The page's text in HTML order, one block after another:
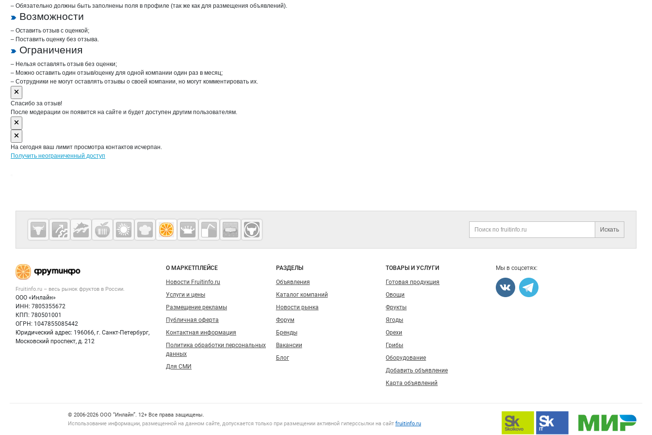
– Обязательно должны быть заполнены поля в профиле (так же как для размещения объявлений).
Возможности
– Оставить отзыв с оценкой;
– Поставить оценку без отзыва.
Ограничения
– Нельзя оставлять отзыв без оценки;
– Можно оставить один отзыв/оценку для одной компании один раз в месяц;
– Сотрудники не могут оставлять отзывы о своей компании, но могут комментировать их.
Спасибо за отзыв!
После модерации он появится на сайте и будет доступен другим пользователям.
На сегодня ваш лимит просмотра контактов исчерпан.
Получить неограниченный доступ
Дополнительная информация
Искать
Cсылки на полезные проекты
Fruitinfo.ru
— рынок
фруктов
Важные разделы и контакты
Fruitinfo.ru – весь рынок фруктов в России.
ООО «Инлайн»
ИНН: 7805355672
КПП: 780501001
ОГРН: 1047855085442
Юридический адрес: 196066, г. Санкт-Петербург,
Московский проспект, д. 212
Навигация по сайту
О МАРКЕТПЛЕЙСЕ
Новости Fruitinfo.ru
Услуги и цены
Размещение рекламы
Публичная оферта
Контактная информация
Политика обработки персональных
данных
Для СМИ
РАЗДЕЛЫ
Объявления
Каталог компаний
Новости рынка
Форум
Бренды
Вакансии
Блог
ТОВАРЫ И УСЛУГИ
Готовая продукция
Овощи
Фрукты
Ягоды
Орехи
Грибы
Оборудование
Добавить объявление
Карта объявлений
Мы в соцсетях:
Счетчики, авторское право, логотипы
© 2006‑2026 ООО “Инлайн”. 12+ Все права защищены.
Использование информации, размещенной на данном сайте, допускается только при размещении активной гиперссылки на сайт fruitinfo.ru